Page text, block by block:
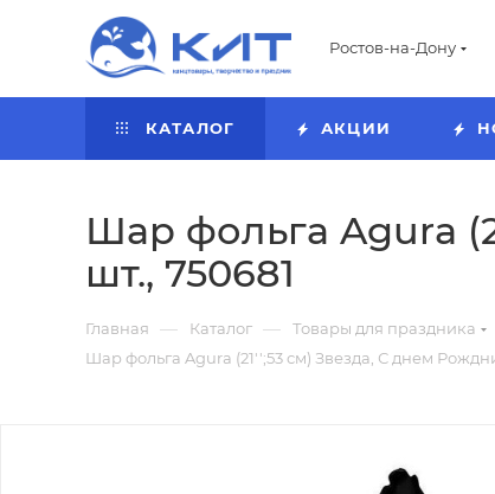
Ростов-на-Дону
КАТАЛОГ АКЦИИ
Шар фольга Agura
шт., 750681
Главная — Каталог — Товары для праздника
Шар фольга Agura (21'';53 см) Звезда, С днем